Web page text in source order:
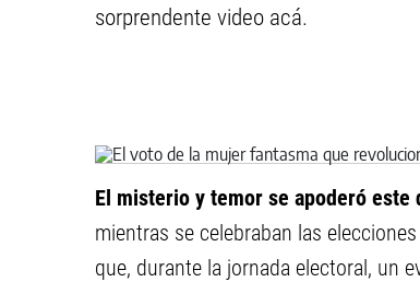
sorprendente video acá.
El misterio y temor se apoderó este
mientras se celebraban las
que, durante la jornada electoral, un